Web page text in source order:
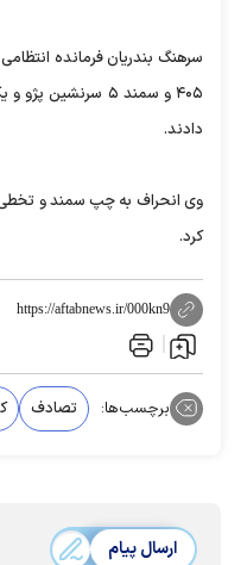
سرهنگ بندریان فرمانده
۴۰۵ و سمند ۵
دادند.
وی انحراف به چپ سمند و تخطی
کرد.
https://aftabnews.ir/000kn9
برچسب‌ها: تصادف
ارسال پیام